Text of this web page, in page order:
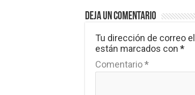
Deja un comentario
Tu dirección de correo
están marcados con *
Comentario*